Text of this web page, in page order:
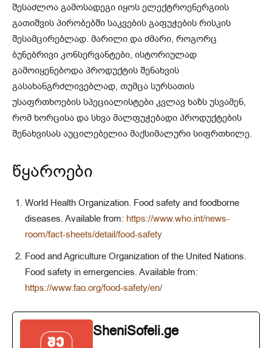
შესაძლოა გამოსადეგი იყოს ელექტროენერგიის
გათიშვის პირობებში საკვების გაფუჭების რისკის
შესამცირებლად. მარილი და ძმარი, როგორც
ბუნებრივი კონსერვანტები, ისტორიულად
გამოიყენებოდა პროდუქტის შენახვის
გასახანგრძლივებლად, თუმცა სურსათის
უსაფრთხოების სპეციალისტები კვლავ ხაზს უსვამენ,
რომ ხორცისა და სხვა მალფუჭებადი პროდუქტების
შენახვისას აუცილებელია მაქსიმალური სიფრთხილე.
წყაროები
World Health Organization. Food safety and foodborne
diseases. Available from: https://www.who.int/news-
room/fact-sheets/detail/food-safety
Food and Agriculture Organization of the United Nations.
Food safety in emergencies. Available from:
https://www.fao.org/food-safety/en/
SheniSofeli.ge